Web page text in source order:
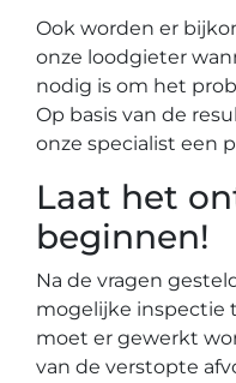
Ook worden er
onze loodgieter
nodig is om het
Op basis van de
onze specialist een
Laat het
beginnen!
Na de vragen
mogelijke inspectie
moet er gewerkt
van de verstopte